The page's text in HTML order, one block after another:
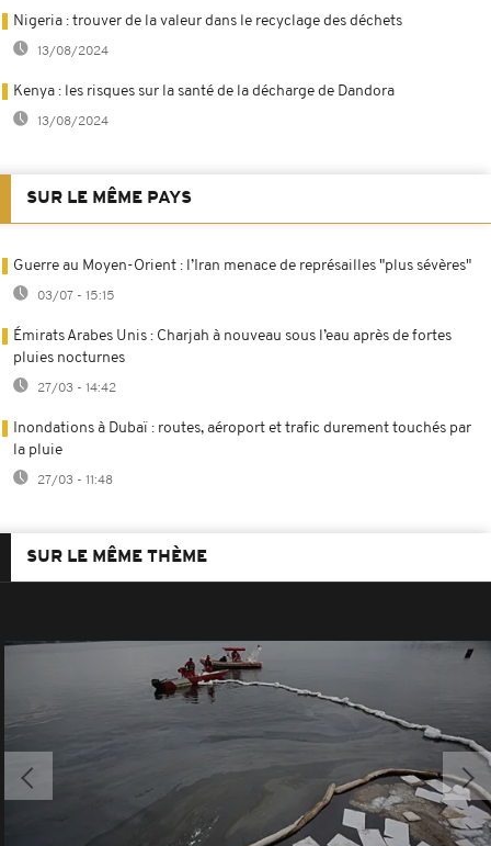
Nigeria : trouver de la valeur dans le recyclage des déchets
13/08/2024
Kenya : les risques sur la santé de la décharge de Dandora
13/08/2024
SUR LE MÊME PAYS
Guerre au Moyen-Orient : l’Iran menace de représailles "plus sévères"
03/07 - 15:15
Émirats Arabes Unis : Charjah à nouveau sous l’eau après de fortes
pluies nocturnes
27/03 - 14:42
Inondations à Dubaï : routes, aéroport et trafic durement touchés par
la pluie
27/03 - 11:48
SUR LE MÊME THÈME